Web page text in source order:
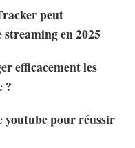
peut
en 2025
efficacement les
?
youtube pour réussir